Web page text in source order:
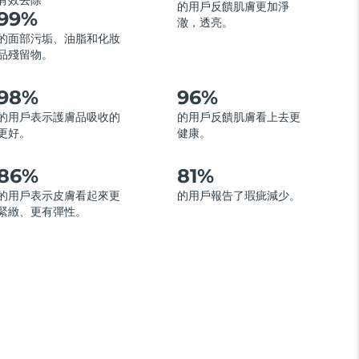
面部污垢、油脂和化妝
殘留物。
的用戶反饋肌膚更加淨
澈，透亮。
用戶表示護膚品吸收的
好。
96%
的用戶反饋肌膚看上去更
健康。
用戶表示皮膚看起來更
緻、更有彈性。
81%
的用戶報告了瑕疵減少。